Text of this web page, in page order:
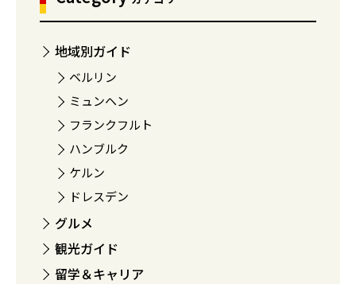
地域別ガイド
ベルリン
ミュンヘン
フランクフルト
ハンブルク
ケルン
ドレスデン
グルメ
観光ガイド
留学＆キャリア